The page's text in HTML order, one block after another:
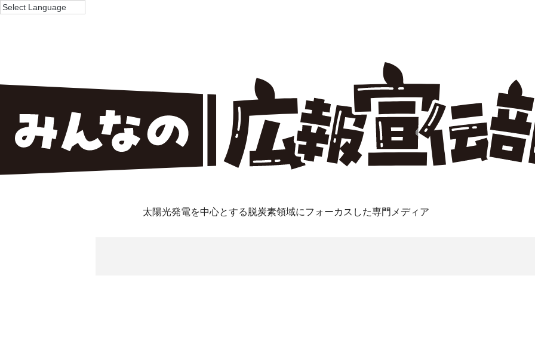
太陽光発電を中心とする脱炭素領域にフォーカスした専門メディア